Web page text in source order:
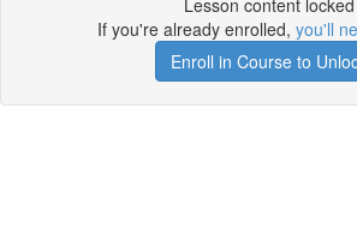
Lesson content locked
If you're already enrolled, you'll
Enroll in Course to